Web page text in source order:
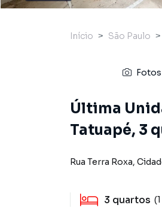
Início São Paulo
Fotos
Última
Tatuapé, 3
Rua Terra Roxa,
3 quartos